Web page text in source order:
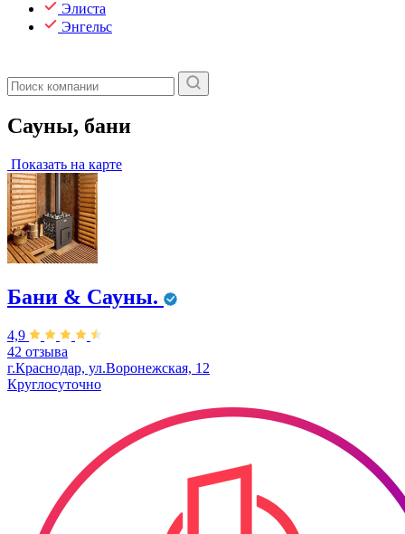
Элиста
Энгельс
Сауны, бани
Показать на карте
Бани & Сауны.
4,9
42 отзыва
г.Краснодар, ул.Воронежская, 12
Круглосуточно